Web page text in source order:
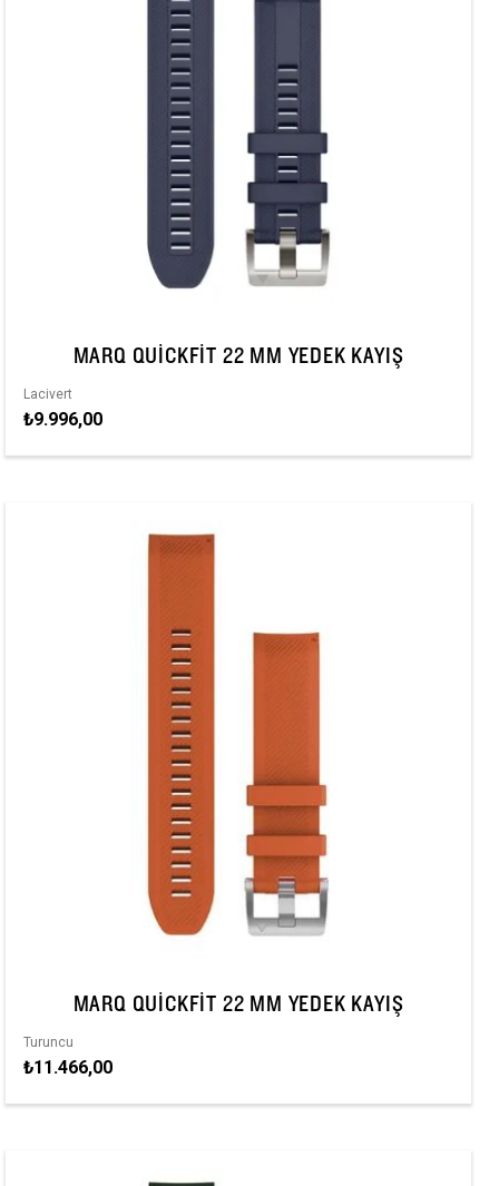
MARQ QUICKFIT 22 MM YEDEK KAYIŞ
Lacivert
₺9.996,00
MARQ QUICKFIT 22 MM YEDEK KAYIŞ
Turuncu
₺11.466,00